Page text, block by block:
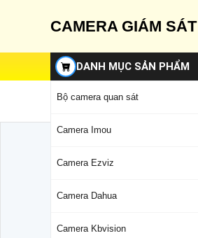
CAMERA GIÁM SÁT
DANH MỤC SẢN PHẨM
Bộ camera quan sát
Camera Imou
Camera Ezviz
Camera Dahua
Camera Kbvision